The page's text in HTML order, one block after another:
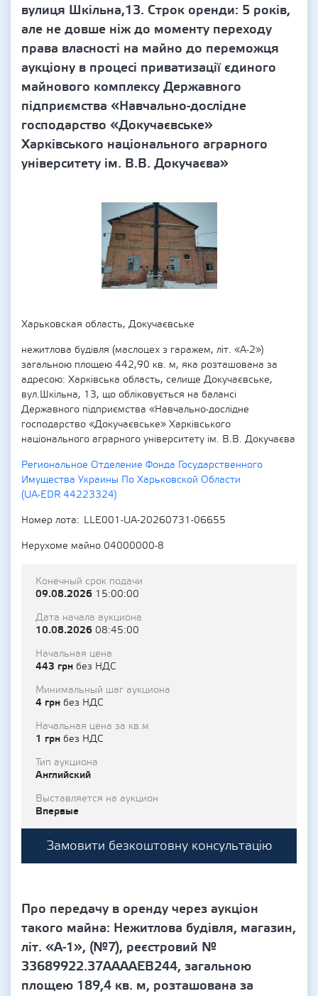
вулиця Шкільна,13. Строк оренди: 5 років,
але не довше ніж до моменту переходу
права власності на майно до переможця
аукціону в процесі приватизації єдиного
майнового комплексу Державного
підприємства «Навчально-дослідне
господарство «Докучаєвське»
Харківського національного аграрного
університету ім. В.В. Докучаєва»
Харьковская область, Докучаєвське
нежитлова будівля (маслоцех з гаражем, літ. «А-2»)
загальною площею 442,90 кв. м, яка розташована за
адресою: Харківська область, селище Докучаєвське,
вул.Шкільна, 13, що обліковується на балансі
Державного підприємства «Навчально-дослідне
господарство «Докучаєвське» Харківського
національного аграрного університету ім. В.В. Докучаєва
Региональное Отделение Фонда Государственного
Имущества Украины По Харьковской Области
(UA-EDR 44223324)
Номер лота
LLE001-UA-20260731-06655
Нерухоме майно 04000000-8
Конечный срок подачи
09.08.2026 15:00:00
Дата начала аукциона
10.08.2026 08:45:00
Начальная цена
443 грн без НДС
Минимальный шаг аукциона
4 грн без НДС
Начальная цена за кв.м
1 грн без НДС
Тип аукциона
Английский
Выставляется на аукцион
Впервые
Замовити безкоштовну консультацію
Про передачу в оренду через аукціон
такого майна: Нежитлова будівля, магазин,
літ. «А-1», (№7), реєстровий №
33689922.37ААААЕВ244, загальною
площею 189,4 кв. м, розташована за